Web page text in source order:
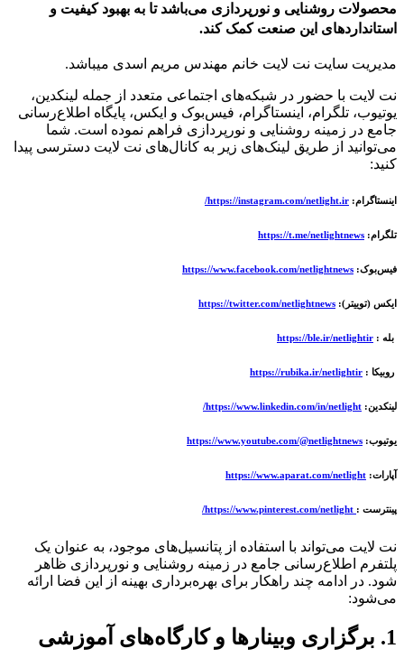
محصولات روشنایی و نورپردازی می‌باشد تا به بهبود کیفیت و
استانداردهای این صنعت کمک کند.
مدیریت سایت نت لایت خانم مهندس مریم اسدی میباشد.
نت لایت با حضور در شبکه‌های اجتماعی متعدد از جمله لینکدین،
یوتیوب، تلگرام، اینستاگرام، فیس‌بوک و ایکس، پایگاه اطلاع‌رسانی
جامع در زمینه روشنایی و نورپردازی فراهم نموده است. شما
می‌توانید از طریق لینک‌های زیر به کانال‌های نت لایت دسترسی پیدا
کنید:
اینستاگرام: https://instagram.com/netlight.ir/
تلگرام: https://t.me/netlightnews
فیس‌بوک: https://www.facebook.com/netlightnews
ایکس (توییتر): https://twitter.com/netlightnews
بله : https://ble.ir/netlightir
روبیکا : https://rubika.ir/netlightir
لینکدین: https://www.linkedin.com/in/netlight/
یوتیوب: https://www.youtube.com/@netlightnews
آپارات: https://www.aparat.com/netlight
پینترست :
نت لایت می‌تواند با استفاده از پتانسیل‌های موجود، به عنوان یک
پلتفرم اطلاع‌رسانی جامع در زمینه روشنایی و نورپردازی ظاهر
شود. در ادامه چند راهکار برای بهره‌برداری بهینه از این فضا ارائه
می‌شود:
1. برگزاری وبینارها و کارگاه‌های آموزشی